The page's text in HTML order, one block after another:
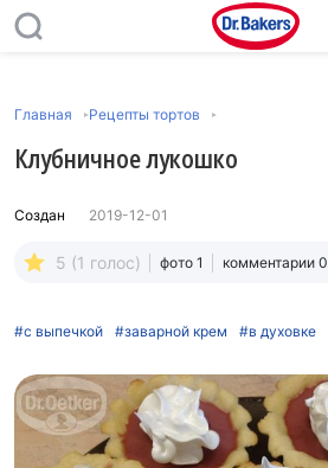
Главная Рецепты тортов
Клубничное лукошко
Создан 2019-12-01
5 (1 голос) фото 1 комментарии 0
#с выпечкой #заварной крем #в духовке